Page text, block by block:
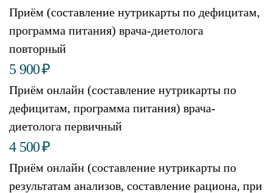
Приём (составление нутрикарты по дефицитам,
программа питания) врача-диетолога
повторный
5 900₽
Приём онлайн (составление нутрикарты по
дефицитам, программа питания) врача-
диетолога первичный
4 500₽
Приём онлайн (составление нутрикарты по
результатам анализов, составление рациона, при